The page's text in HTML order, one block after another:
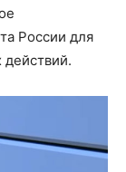
России для